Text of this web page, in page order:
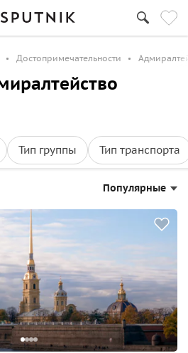
Достопримечательности
Тип группы Тип транспорта
Популярные